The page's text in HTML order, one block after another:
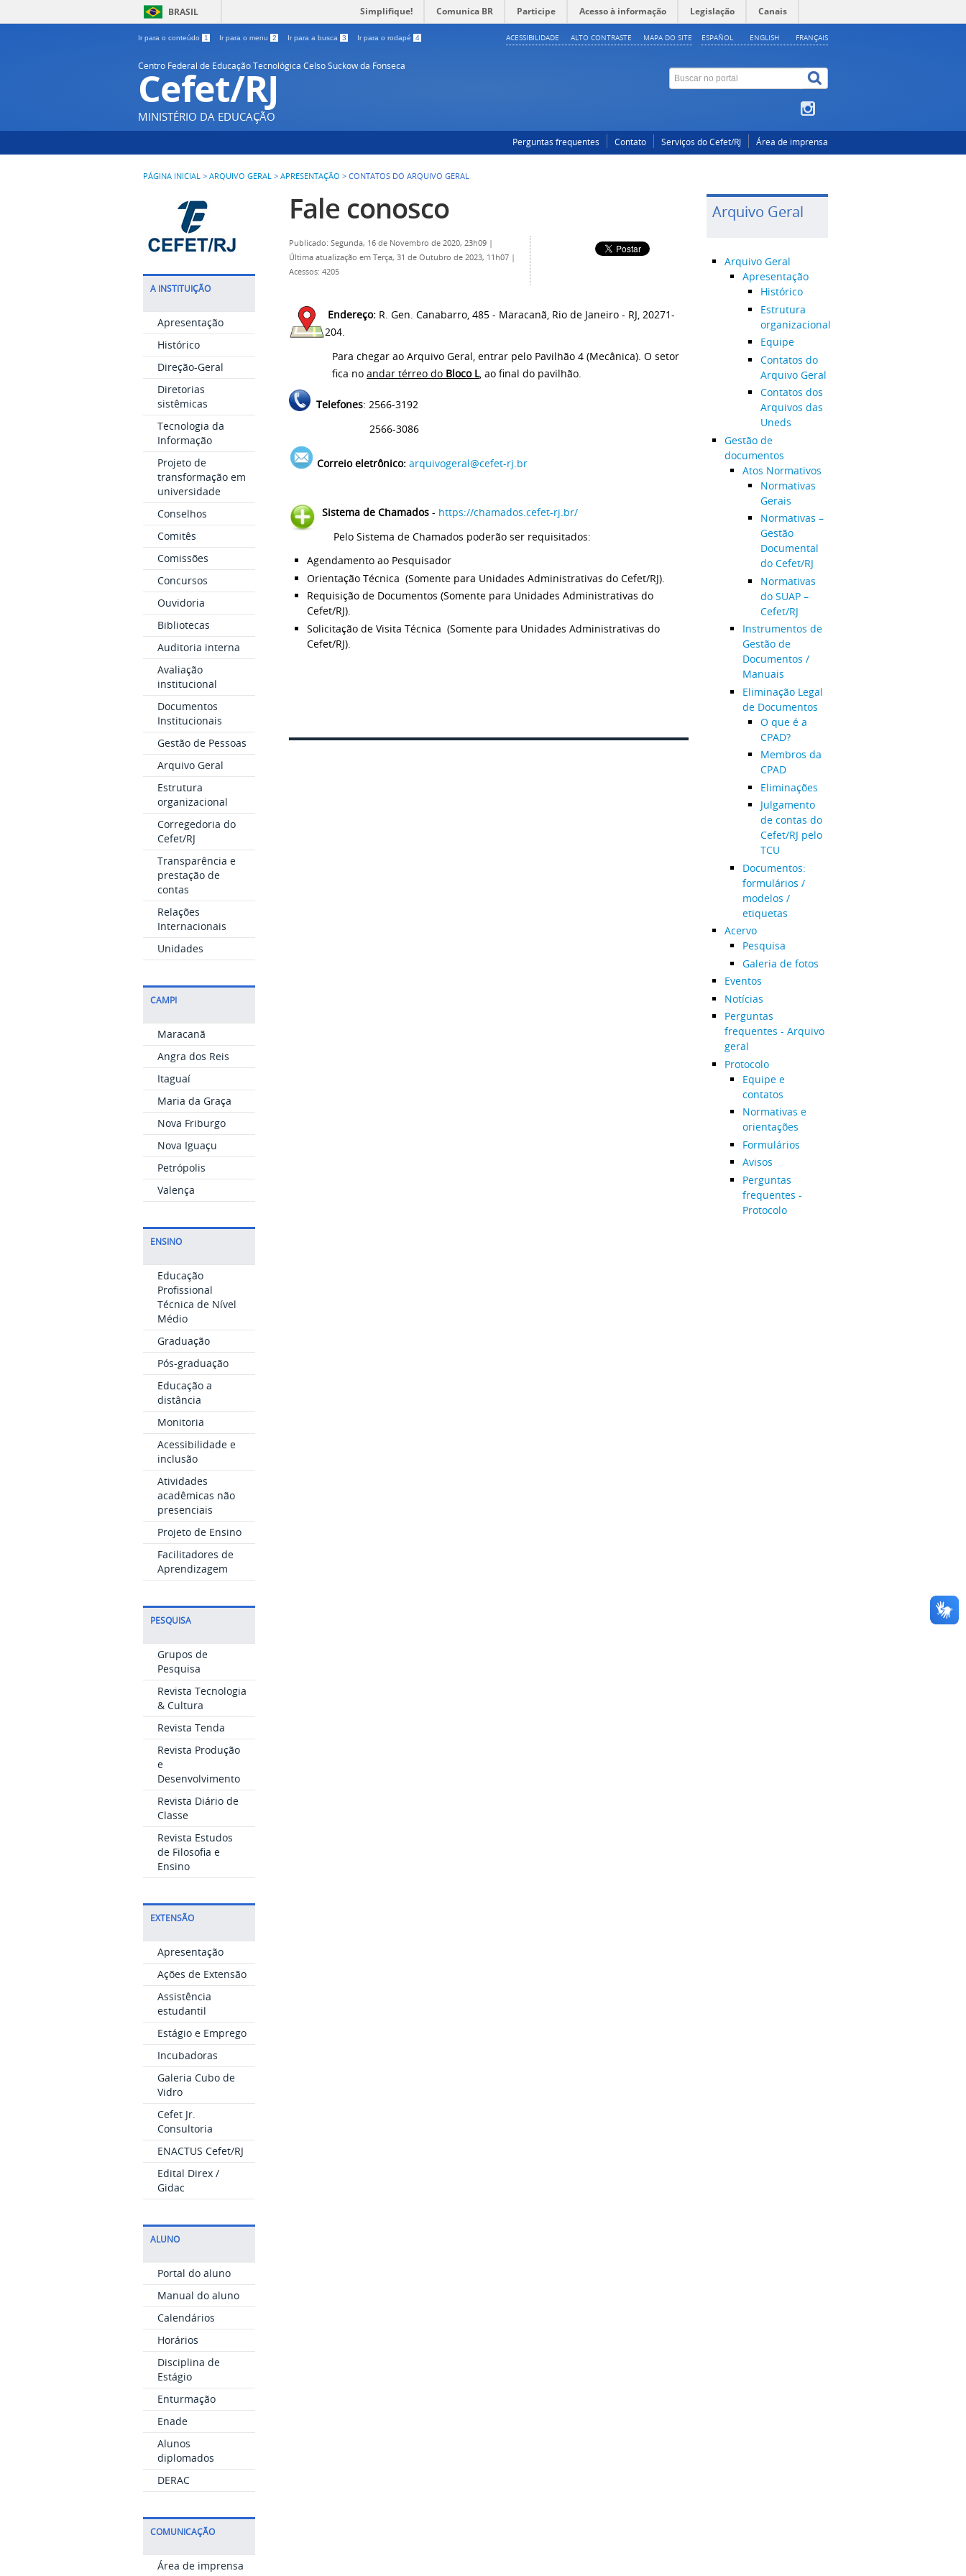
BRASIL Simplifique! Comunica BR Participe Acesso à informação Legislação Canais
Ir para o conteúdo 1 Ir para o menu 2 Ir para a busca 3 Ir para o rodapé 4 ESPAÑOL ENGLISH FRANÇAIS
ACESSIBILIDADE ALTO CONTRASTE MAPA DO SITE
Centro Federal de Educação Tecnológica Celso Suckow da Fonseca
Cefet/RJ
MINISTÉRIO DA EDUCAÇÃO
Perguntas frequentes Contato Serviços do Cefet/RJ Área de imprensa
PÁGINA INICIAL > ARQUIVO GERAL > APRESENTAÇÃO > CONTATOS DO ARQUIVO GERAL
A INSTITUIÇÃO
Apresentação
Histórico
Direção-Geral
Diretorias
sistêmicas
Tecnologia da
Informação
Projeto de
transformação em
universidade
Conselhos
Comitês
Comissões
Concursos
Ouvidoria
Bibliotecas
Auditoria interna
Avaliação
institucional
Documentos
Institucionais
Gestão de Pessoas
Arquivo Geral
Estrutura
organizacional
Corregedoria do
Cefet/RJ
Transparência e
prestação de
contas
Relações
Internacionais
Unidades
CAMPI
Maracanã
Angra dos Reis
Itaguaí
Maria da Graça
Nova Friburgo
Nova Iguaçu
Petrópolis
Valença
ENSINO
Educação
Profissional
Técnica de Nível
Médio
Graduação
Pós-graduação
Educação a
distância
Monitoria
Acessibilidade e
inclusão
Atividades
acadêmicas não
presenciais
Projeto de Ensino
Facilitadores de
Aprendizagem
PESQUISA
Grupos de
Pesquisa
Revista Tecnologia
& Cultura
Revista Tenda
Revista Produção
e
Desenvolvimento
Revista Diário de
Classe
Revista Estudos
de Filosofia e
Ensino
EXTENSÃO
Apresentação
Ações de Extensão
Assistência
estudantil
Estágio e Emprego
Incubadoras
Galeria Cubo de
Vidro
Cefet Jr.
Consultoria
ENACTUS Cefet/RJ
Edital Direx /
Gidac
ALUNO
Portal do aluno
Manual do aluno
Calendários
Horários
Disciplina de
Estágio
Enturmação
Enade
Alunos
diplomados
DERAC
COMUNICAÇÃO
Área de imprensa
Fale conosco
Publicado: Segunda, 16 de Novembro de 2020, 23h09 |
Última atualização em Terça, 31 de Outubro de 2023, 11h07 |
Acessos: 4205
Endereço: R. Gen. Canabarro, 485 - Maracanã, Rio de Janeiro - RJ, 20271-
204.
Para chegar ao Arquivo Geral, entrar pelo Pavilhão 4 (Mecânica). O setor
fica no andar térreo do Bloco L, ao final do pavilhão.
Telefones: 2566-3192
2566-3086
Correio eletrônico: arquivogeral@cefet-rj.br
Sistema de Chamados - https://chamados.cefet-rj.br/
Pelo Sistema de Chamados poderão ser requisitados:
Agendamento ao Pesquisador
Orientação Técnica (Somente para Unidades Administrativas do Cefet/RJ).
Requisição de Documentos (Somente para Unidades Administrativas do
Cefet/RJ).
Solicitação de Visita Técnica (Somente para Unidades Administrativas do
Cefet/RJ).
Arquivo Geral
Arquivo Geral
Apresentação
Histórico
Estrutura
organizacional
Equipe
Contatos do
Arquivo Geral
Contatos dos
Arquivos das
Uneds
Gestão de
documentos
Atos Normativos
Normativas
Gerais
Normativas –
Gestão
Documental
do Cefet/RJ
Normativas
do SUAP –
Cefet/RJ
Instrumentos de
Gestão de
Documentos /
Manuais
Eliminação Legal
de Documentos
O que é a
CPAD?
Membros da
CPAD
Eliminações
Julgamento
de contas do
Cefet/RJ pelo
TCU
Documentos:
formulários /
modelos /
etiquetas
Acervo
Pesquisa
Galeria de fotos
Eventos
Notícias
Perguntas
frequentes - Arquivo
geral
Protocolo
Equipe e
contatos
Normativas e
orientações
Formulários
Avisos
Perguntas
frequentes -
Protocolo